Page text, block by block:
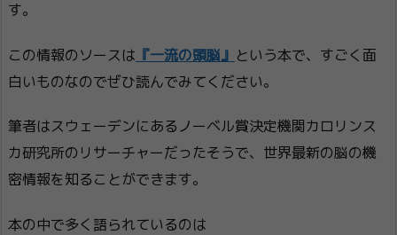
す。
この情報のソースは 『一流の頭脳』 という本で、すごく面
白いものなのでぜひ読んでみてください。
筆者はスウェーデンにあるノーベル賞決定機関カロリンス
カ研究所のリサーチャーだったそうで、世界最新の脳の機
密情報を知ることができます。
本の中で多く語られているのは